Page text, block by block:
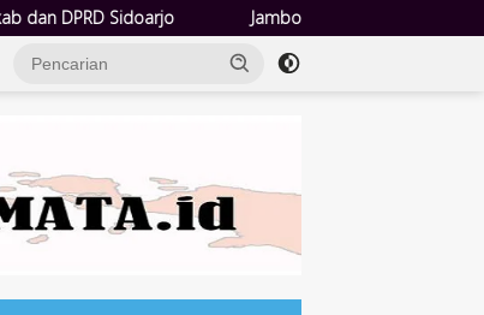
Jambore Kader PKK, Bupati Sidoarjo Tegaskan Pelayanan